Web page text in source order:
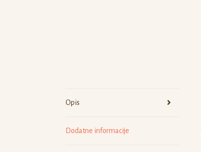
Opis
Dodatne informacije